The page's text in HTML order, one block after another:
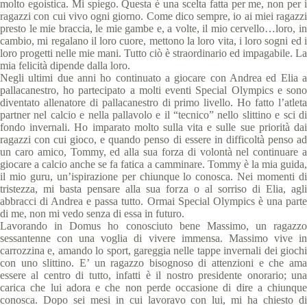
molto egoistica. Mi spiego. Questa è una scelta fatta per me, non per i
ragazzi con cui vivo ogni giorno. Come dico sempre, io ai miei ragazzi
presto le mie braccia, le mie gambe e, a volte, il mio cervello…loro, in
cambio, mi regalano il loro cuore, mettono la loro vita, i loro sogni ed i
loro progetti nelle mie mani. Tutto ciò è straordinario ed impagabile. La
mia felicità dipende dalla loro.
Negli ultimi due anni ho continuato a giocare con Andrea ed Elia a
pallacanestro, ho partecipato a molti eventi Special Olympics e sono
diventato allenatore di pallacanestro di primo livello. Ho fatto l’atleta
partner nel calcio e nella pallavolo e il “tecnico” nello slittino e sci di
fondo invernali. Ho imparato molto sulla vita e sulle sue priorità dai
ragazzi con cui gioco, e quando penso di essere in difficoltà penso ad
un caro amico, Tommy, ed alla sua forza di volontà nel continuare a
giocare a calcio anche se fa fatica a camminare. Tommy è la mia guida,
il mio guru, un’ispirazione per chiunque lo conosca. Nei momenti di
tristezza, mi basta pensare alla sua forza o al sorriso di Elia, agli
abbracci di Andrea e passa tutto. Ormai Special Olympics è una parte
di me, non mi vedo senza di essa in futuro.
Lavorando in Domus ho conosciuto bene Massimo, un ragazzo
sessantenne con una voglia di vivere immensa. Massimo vive in
carrozzina e, amando lo sport, gareggia nelle tappe invernali dei giochi
con uno slittino. E’ un ragazzo bisognoso di attenzioni e che ama
essere al centro di tutto, infatti è il nostro presidente onorario; una
carica che lui adora e che non perde occasione di dire a chiunque
conosca. Dopo sei mesi in cui lavoravo con lui, mi ha chiesto di